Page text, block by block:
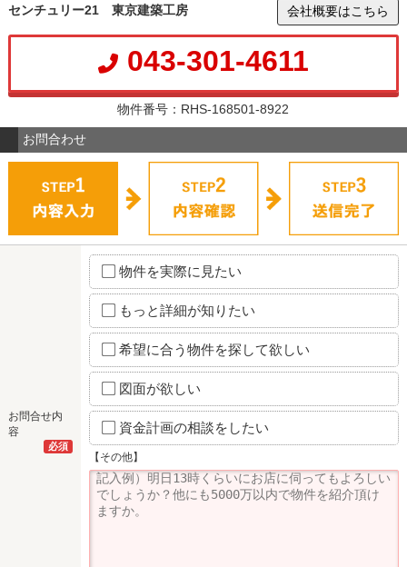
センチュリー21 東京建築工房 会社概要はこちら
043-301-4611
物件番号：RHS-168501-8922
お問合わせ
お問合せ内
容
必須
物件を実際に見たい
もっと詳細が知りたい
希望に合う物件を探して欲しい
図面が欲しい
資金計画の相談をしたい
【その他】